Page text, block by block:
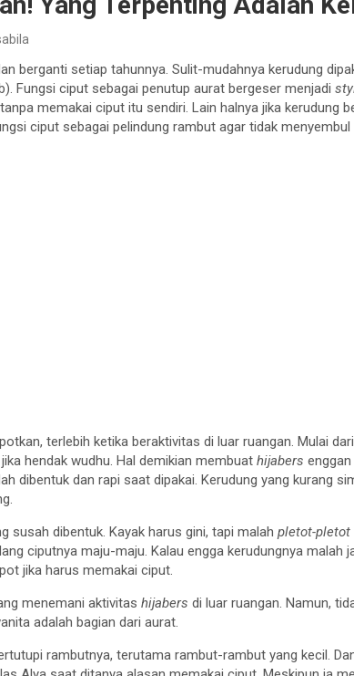
berganti setiap tahunnya. Sulit-mudahnya kerudung
Fungsi ciput sebagai penutup aurat bergeser menjadi
memakai ciput itu sendiri. Lain halnya jika kerudung
ciput sebagai pelindung rambut agar tidak menyembul
terlebih ketika beraktivitas di luar ruangan. Mulai
hendak wudhu. Hal demikian membuathijabers
dibentuk dan rapi saat dipakai. Kerudung yang kurang
susah dibentuk. Kayak harus gini, tapi malahpletot-pletot
ciputnya maju-maju. Kalau engga kerudungnya malah
jika harus memakai ciput.
menemani aktivitashijabersdi luar ruangan. Namun,
adalah bagian dari aurat.
rambutnya, terutama rambut-rambut yang kecil.